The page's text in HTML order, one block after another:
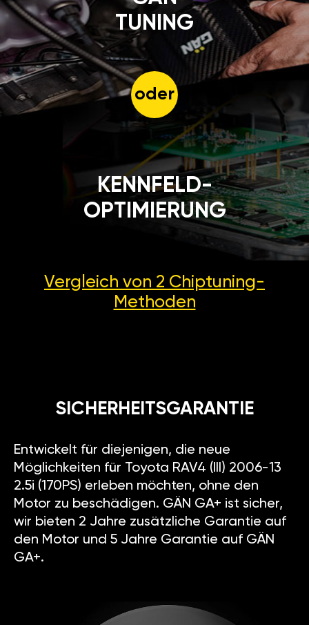
TUNING
oder
KENNFELD-
OPTIMIERUNG
Vergleich von 2 Chiptuning-
Methoden
SICHERHEITSGARANTIE
Entwickelt für diejenigen, die neue
Möglichkeiten für Toyota RAV4 (III) 2006-13
2.5i (170PS) erleben möchten, ohne den
Motor zu beschädigen. GÄN GA+ ist sicher,
wir bieten 2 Jahre zusätzliche Garantie auf
den Motor und 5 Jahre Garantie auf GÄN
GA+.